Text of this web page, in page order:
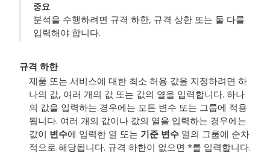
중요
분석을 수행하려면 규격 하한, 규격 상한 또는 둘 다를
입력해야 합니다.
규격 하한
제품 또는 서비스에 대한 최소 허용 값을 지정하려면 하
나의 값, 여러 개의 값 또는 값의 열을 입력합니다. 하나
의 값을 입력하는 경우에는 모든 변수 또는 그룹에 적용
됩니다. 여러 개의 값이나 값의 열을 입력하는 경우에는
값이 변수에 입력한 열 또는 기준 변수 열의 그룹에 순차
적으로 해당됩니다. 규격 하한이 없으면 *를 입력합니다.